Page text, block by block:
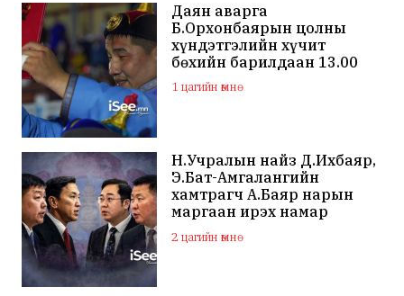
Даян аварга
Б.Орхонбаярын цолны
хүндэтгэлийн хүчит
бөхийн барилдаан 13.00
цагаас эхэлнэ
1 цагийн өмнө
Н.Учралын найз Д.Ихбаяр,
Э.Бат-Амгалангийн
хамтрагч А.Баяр нарын
маргаан ирэх намар
нийслэлийн МАН дахин
хагарахыг харуулж байна
2 цагийн өмнө